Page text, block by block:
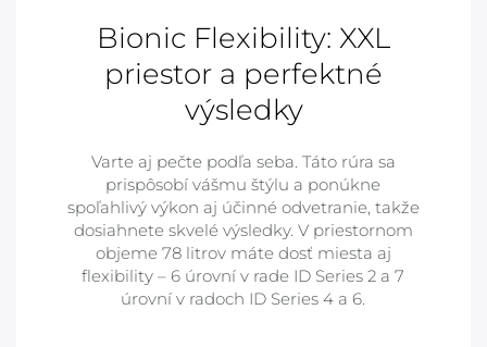
Bionic Flexibility: XXL
priestor a perfektné
výsledky
Varte aj pečte podľa seba. Táto rúra sa
prispôsobí vášmu štýlu a ponúkne
spoľahlivý výkon aj účinné odvetranie, takže
dosiahnete skvelé výsledky. V priestornom
objeme 78 litrov máte dosť miesta aj
flexibility – 6 úrovní v rade ID Series 2 a 7
úrovní v radoch ID Series 4 a 6.